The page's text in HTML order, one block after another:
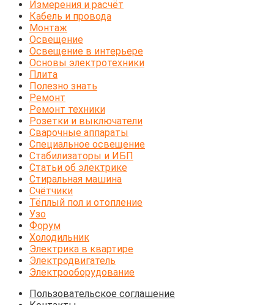
Измерения и расчёт
Кабель и провода
Монтаж
Освещение
Освещение в интерьере
Основы электротехники
Плита
Полезно знать
Ремонт
Ремонт техники
Розетки и выключатели
Сварочные аппараты
Специальное освещение
Стабилизаторы и ИБП
Статьи об электрике
Стиральная машина
Счётчики
Тёплый пол и отопление
Узо
Форум
Холодильник
Электрика в квартире
Электродвигатель
Электрооборудование
Пользовательское соглашение